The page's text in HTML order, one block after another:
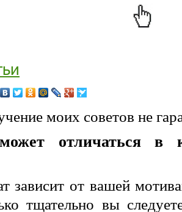
моих советов не
может отличаться в
зависит от вашей
тщательно вы